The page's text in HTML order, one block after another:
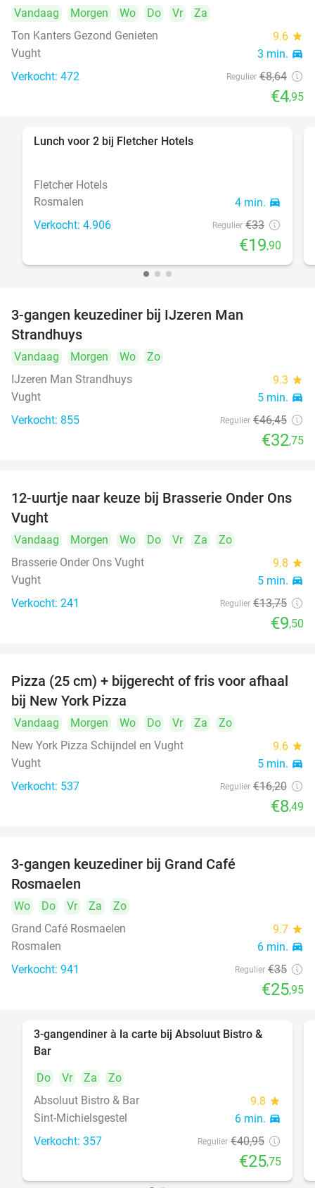
Vandaag Morgen Wo Do Vr
Za
Ton Kanters Gezond Genieten
9.6 star
Vught 3 min. directions_car
Verkocht: 472 Regulier €8,64
€4,95
Lunch voor 2 bij Fletcher Hotels
Fletcher Hotels
Rosmalen
4 min. directions_car
Verkocht: 4.906 Regulier €33
€19,90
3-gangen keuzediner bij IJzeren Man
Strandhuys
Vandaag Morgen Wo
Zo
IJzeren Man Strandhuys
9.3 star
Vught 5 min. directions_car
Verkocht: 855 Regulier €46,45
€32,75
31%
12-uurtje naar keuze bij Brasserie Onder Ons
Vught
Vandaag Morgen Wo Do Vr Za
Zo
Brasserie Onder Ons Vught
9.8 star
Vught 5 min. directions_car
Verkocht: 241 Regulier €13,75
€9,50
48%
Pizza (25 cm) + bijgerecht of fris voor afhaal
bij New York Pizza
Vandaag Morgen Wo Do Vr Za
Zo
New York Pizza Schijndel en Vught
9.6 star
Vught 5 min. directions_car
Verkocht: 537 Regulier €16,20
€8,49
3-gangen keuzediner bij Grand Café
Rosmaelen
Wo Do Vr Za
Zo
Grand Café Rosmaelen
9.7 star
Rosmalen 6 min. directions_car
Verkocht: 941 Regulier €35
€25,95
37%
3-gangendiner à la carte bij Absoluut Bistro &
Bar
Do
Vr Za
Zo
Absoluut Bistro & Bar
9.8 star
Sint-Michielsgestel 6 min. directions_car
Verkocht: 357 Regulier €40,95
€25,75